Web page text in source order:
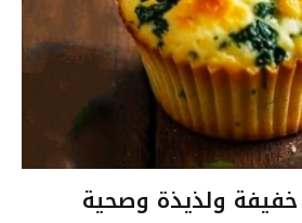
ولذيذة وصحية